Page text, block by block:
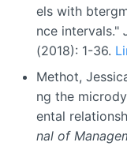
els with
nce intervals."
(2018): 1-36.
Methot,
ng the
ental
nal of